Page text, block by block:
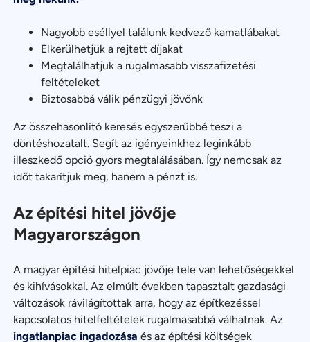
Nagyobb eséllyel találunk kedvező kamatlábakat
Elkerülhetjük a rejtett díjakat
Megtalálhatjuk a rugalmasabb visszafizetési
feltételeket
Biztosabbá válik pénzügyi jövőnk
Az összehasonlító keresés egyszerűbbé teszi a
döntéshozatalt. Segít az igényeinkhez leginkább
illeszkedő opció gyors megtalálásában. Így nemcsak az
időt takarítjuk meg, hanem a pénzt is.
Az építési hitel jövője
Magyarországon
A magyar építési hitelpiac jövője tele van lehetőségekkel
és kihívásokkal. Az elmúlt években tapasztalt gazdasági
változások rávilágítottak arra, hogy az építkezéssel
kapcsolatos hitelfeltételek rugalmasabbá válhatnak. Az
ingatlanpiac ingadozása és az építési költségek